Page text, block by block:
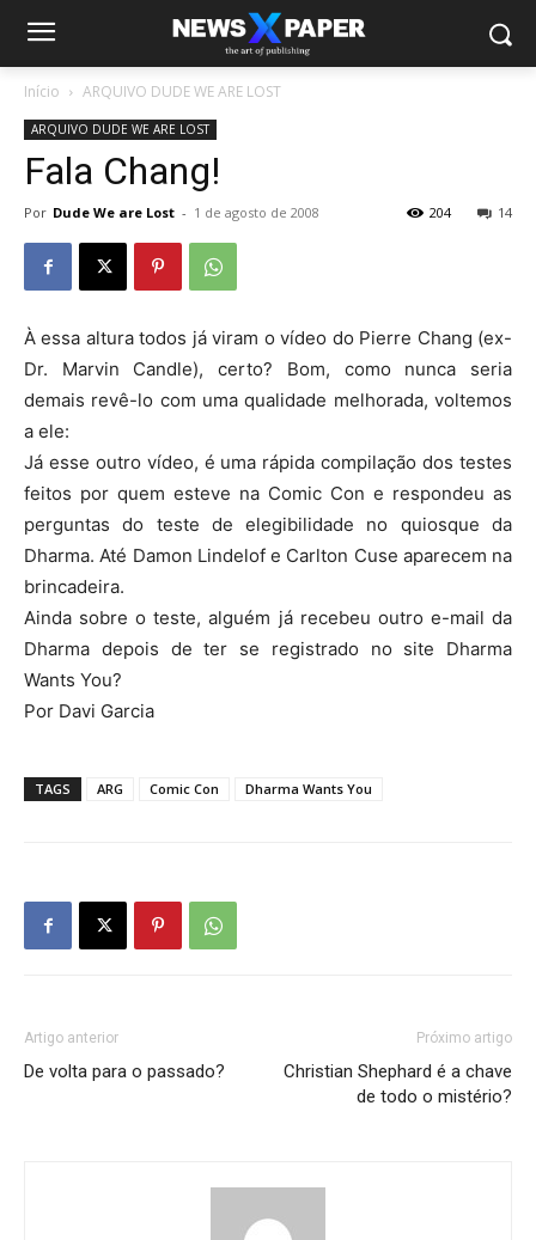
Início ARQUIVO DUDE WE ARE LOST
ARQUIVO DUDE WE ARE LOST
Fala Chang!
Por Dude We are Lost - 1 de agosto de 2008 14
204
À essa altura todos já viram o vídeo do Pierre Chang (ex-
Dr. Marvin Candle), certo? Bom, como nunca seria
demais revê-lo com uma qualidade melhorada, voltemos
a ele:
Já esse outro vídeo, é uma rápida compilação dos testes
feitos por quem esteve na Comic Con e respondeu as
perguntas do teste de elegibilidade no quiosque da
Dharma. Até Damon Lindelof e Carlton Cuse aparecem na
brincadeira.
Ainda sobre o teste, alguém já recebeu outro e-mail da
Dharma depois de ter se registrado no site Dharma
Wants You?
Por Davi Garcia
TAGS ARG Comic Con Dharma Wants You
Artigo anterior
De volta para o passado?
Próximo artigo
Christian Shephard é a chave
de todo o mistério?